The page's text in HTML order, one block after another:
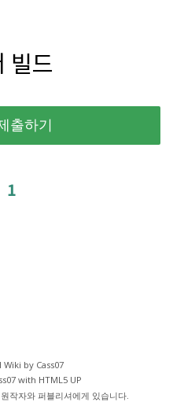
빌드
1
Wiki by Cass07
with HTML5 UP
작자와 퍼블리셔에게 있습니다.